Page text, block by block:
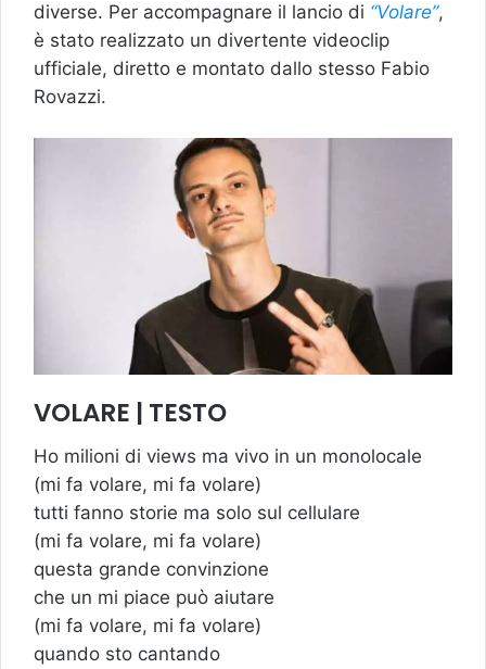
diverse. Per accompagnare il lancio di “Volare”,
è stato realizzato un divertente videoclip
ufficiale, diretto e montato dallo stesso Fabio
Rovazzi.
VOLARE | TESTO
Ho milioni di views ma vivo in un monolocale
(mi fa volare, mi fa volare)
tutti fanno storie ma solo sul cellulare
(mi fa volare, mi fa volare)
questa grande convinzione
che un mi piace può aiutare
(mi fa volare, mi fa volare)
quando sto cantando